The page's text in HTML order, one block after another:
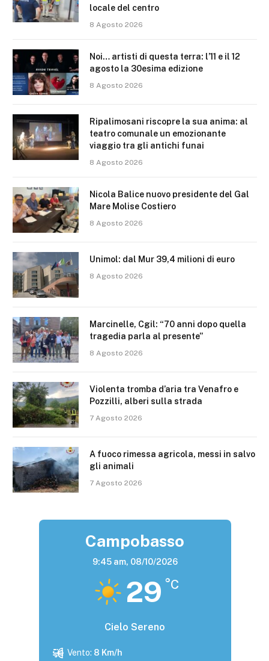
locale del centro
8 Agosto 2026
Noi… artisti di questa terra: l’11 e il 12
agosto la 30esima edizione
8 Agosto 2026
Ripalimosani riscopre la sua anima: al
teatro comunale un emozionante
viaggio tra gli antichi funai
8 Agosto 2026
Nicola Balice nuovo presidente del Gal
Mare Molise Costiero
8 Agosto 2026
Unimol: dal Mur 39,4 milioni di euro
8 Agosto 2026
Marcinelle, Cgil: “70 anni dopo quella
tragedia parla al presente”
8 Agosto 2026
Violenta tromba d’aria tra Venafro e
Pozzilli, alberi sulla strada
7 Agosto 2026
A fuoco rimessa agricola, messi in salvo
gli animali
7 Agosto 2026
Campobasso
9:45 am, 08/10/2026
29 °C
Cielo Sereno
Vento: 8 Km/h